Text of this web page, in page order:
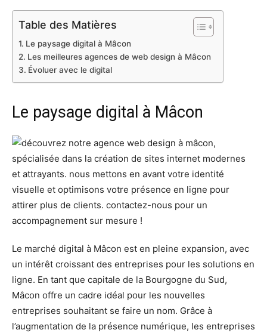
Table des Matières
Le paysage digital à Mâcon
Les meilleures agences de web design à Mâcon
Évoluer avec le digital
Le paysage digital à Mâcon
Le marché digital à Mâcon est en pleine expansion, avec
un intérêt croissant des entreprises pour les solutions en
ligne. En tant que capitale de la Bourgogne du Sud,
Mâcon offre un cadre idéal pour les nouvelles
entreprises souhaitant se faire un nom. Grâce à
l’augmentation de la présence numérique, les entreprises